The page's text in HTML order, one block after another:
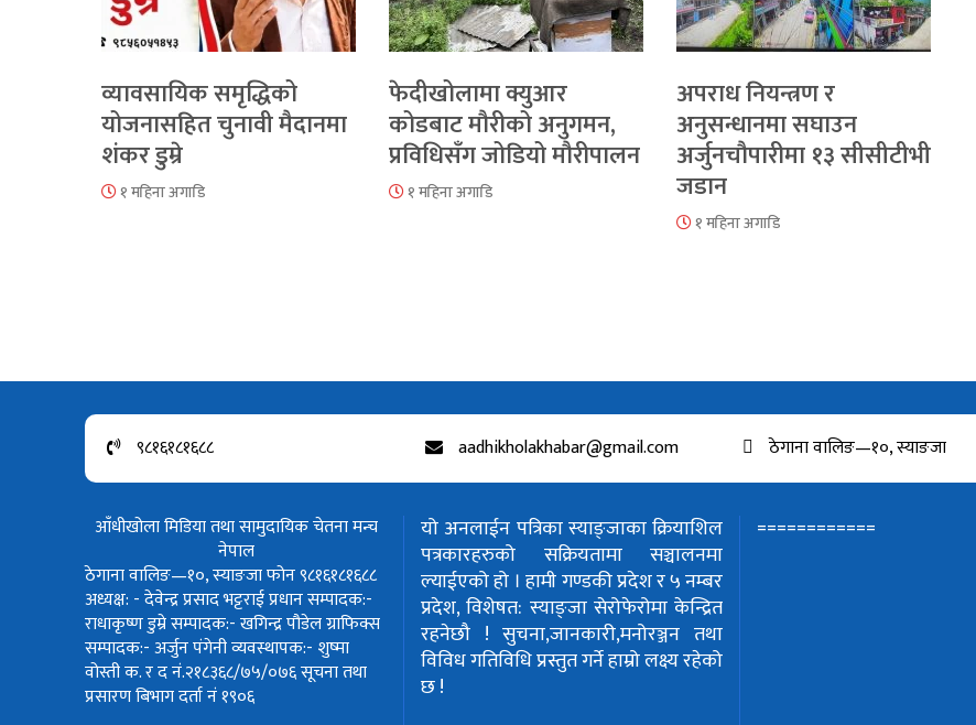
व्यावसायिक समृद्धिको
योजनासहित चुनावी मैदानमा
शंकर डुम्रे
१ महिना अगाडि
फेदीखोलामा क्युआर
कोडबाट मौरीको अनुगमन,
प्रविधिसँग जोडियो मौरीपालन
१ महिना अगाडि
अपराध नियन्त्रण र
अनुसन्धानमा सघाउन
अर्जुनचौपारीमा १३ सीसीटीभी
जडान
१ महिना अगाडि
९८१६१८१६८८ aadhikholakhabar@gmail.com ठेगाना वालिङ—१०, स्याङजा
आँधीखोला मिडिया तथा सामुदायिक चेतना मन्च
नेपाल
ठेगाना वालिङ—१०, स्याङजा फोन ९८१६१८१६८८
अध्यक्ष: - देवेन्द्र प्रसाद भट्टराईप्रधान सम्पादक:-
राधाकृष्ण डुम्रेसम्पादक:- खगिन्द्र पौडेलग्राफिक्स
सम्पादक:- अर्जुन पंगेनीव्यवस्थापक:- शुष्मा
वोस्तीक. र द नं.२१८३६८/७५/०७६सूचना तथा
प्रसारण बिभाग दर्ता नं १९०६
यो अनलाईन पत्रिका स्याङ्जाका क्रियाशिल
पत्रकारहरुको सक्रियतामा सञ्चालनमा
ल्याईएको हो । हामी गण्डकी प्रदेश र ५ नम्बर
प्रदेश, विशेषत: स्याङ्जा सेरोफेरोमा केन्द्रित
रहनेछौ !सुचना,जानकारी,मनोरञ्जन तथा
विविध गतिविधि प्रस्तुत गर्ने हाम्रो लक्ष्य रहेको
छ !
============